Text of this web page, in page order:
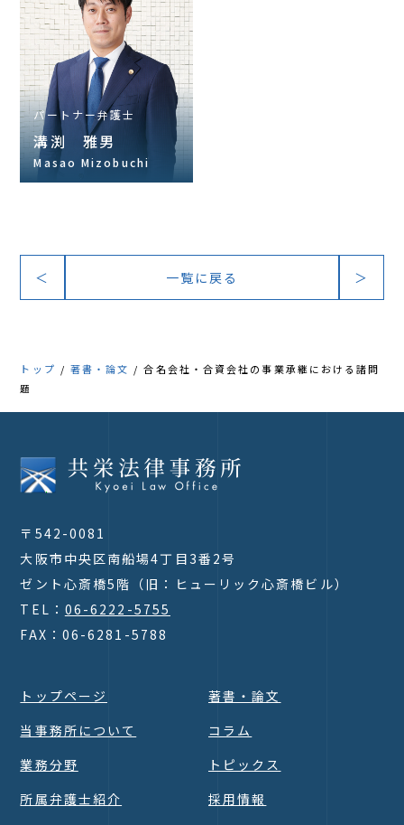
パートナー弁護士
溝渕 雅男
Masao Mizobuchi
＜ 一覧に戻る ＞
トップ 著書・論文
合名会社・合資会社の事業承継における諸問
題
〒542-0081
大阪市中央区南船場4丁目3番2号
ゼント心斎橋5階（旧：ヒューリック心斎橋ビル）
TEL： 06-6222-5755
FAX：06-6281-5788
トップページ
当事務所について
業務分野
所属弁護士紹介
著書・論文
コラム
トピックス
採用情報